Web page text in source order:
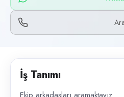
Başvuru kanalları
WhatsApp, Telefon
Ekip arkadaşları aramaktayız.
Ara
İş Tanımı